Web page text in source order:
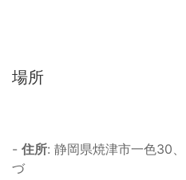
場所
- 住所: 静岡県焼津市一色30
づ